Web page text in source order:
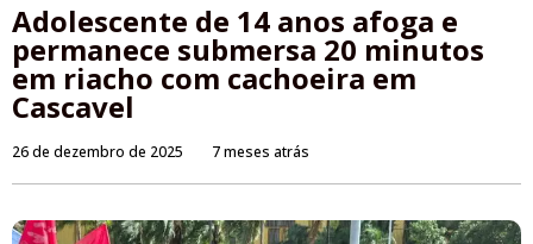
Adolescente de 14 anos afoga e
permanece submersa 20 minutos
em riacho com cachoeira em
Cascavel
26 de dezembro de 2025 7 meses atrás